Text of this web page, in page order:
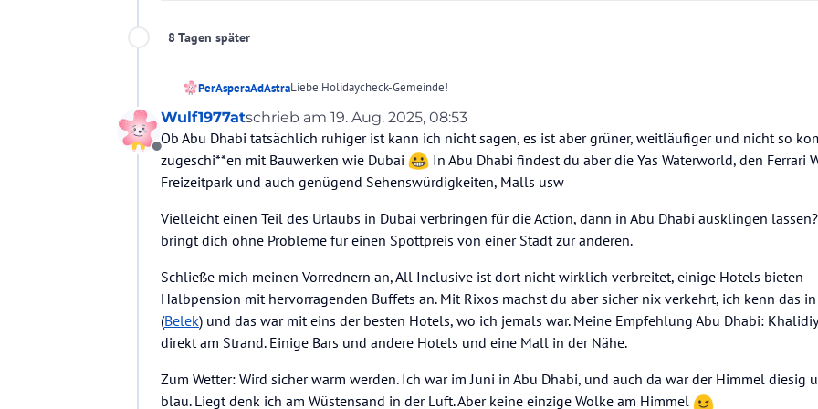
8 Tagen später
PerAsperaAdAstraLiebe Holidaycheck-Gemeinde!
Für den diesjährigen Herbst/Winterurlaub plane ich nach Dubai oder Abu Dhabi zu reisen. Da ich mich in
Jahren mit dieser Destination leider nicht sehr stark beschäftigt habe, bin ich nun von der Fülle an Hotels
überwältigt worden und hoffe auf diesem Weg Eure Unterstützung zu erhalten.
Vorab einige Infos zu mir: Ich reise alleine (M/36) mit dem Ziel einen Strand- und Badeurlaub zu machen,
jedoch nicht auf einige Erlebnisse verzichten. Da ich sehr weltoffen bin, freue ich mich auch neue
Kulturen im Urlaub kennenzulernen. Idealerweise sollte das Hotel daher eine gute Animation,
allerdings trotzdem auch in einer verhältnismäßigen Zeit ins Stadtzentrum kommen.
Die angestrebte Reisezeit ist Oktober bis November. Ich bin dabei voll flexibel. Dauer 10-12 Tage.
Ich bin grundsätzlich typischer Türkeitourist und möchte auf All Inclusive nicht verzichten. Vom
ich daher etwas vergleichbares zu folgenden Hotels in Antalya an: Calista, Barut Collection, Rixos, Delphin
Wie sieht es mit der Auslastung im Oktober/November aus? Ich möchte ungern in eine "halbleere"
fliegen
Wäre für meine Art der Reise eher Dubai oder Abu Dhabi zu empfehlen? ich habe gelesen dass Abu
ruhiger sein soll, jedoch für Erwachsene etwas besser?
Aufgefallen ist mir, dass einige Hotels HP sowie AI anbieten. Das möchte ich gerne vermeiden, da
Erfahrung gemacht habe, dass AI-Gäste dann meist schlechter bewirtet werden
Ich Danke Euch vorab für Eure Antworten ob ich mit den ausgesuchten Hotels nicht komplett am
eventuell um eure Erfahrungen in den Hotels.
VIelen Dank und liebe Grüße
Offline
Wulf1977atschrieb am 19. Aug. 2025, 08:53
zuletzt editiert von
Ob Abu Dhabi tatsächlich ruhiger ist kann ich nicht sagen, es ist aber grüner, weitläufiger und nicht so
zugeschi**en mit Bauwerken wie Dubai
In Abu Dhabi findest du aber die Yas Waterworld, den Ferrari
Freizeitpark und auch genügend Sehenswürdigkeiten, Malls usw
Vielleicht einen Teil des Urlaubs in Dubai verbringen für die Action, dann in Abu Dhabi ausklingen
bringt dich ohne Probleme für einen Spottpreis von einer Stadt zur anderen.
Schließe mich meinen Vorrednern an, All Inclusive ist dort nicht wirklich verbreitet, einige Hotels bieten
Halbpension mit hervorragenden Buffets an. Mit Rixos machst du aber sicher nix verkehrt, ich kenn das
(Belek) und das war mit eins der besten Hotels, wo ich jemals war. Meine Empfehlung Abu Dhabi:
direkt am Strand. Einige Bars und andere Hotels und eine Mall in der Nähe.
Zum Wetter: Wird sicher warm werden. Ich war im Juni in Abu Dhabi, und auch da war der Himmel diesig
blau. Liegt denk ich am Wüstensand in der Luft. Aber keine einzige Wolke am Himmel